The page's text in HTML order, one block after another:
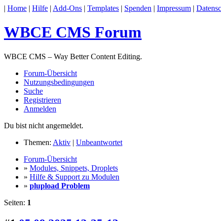
| Home | Hilfe | Add-Ons | Templates | Spenden | Impressum |
WBCE CMS Forum
WBCE CMS – Way Better Content Editing.
Forum-Übersicht
Nutzungsbedingungen
Suche
Registrieren
Anmelden
Du bist nicht angemeldet.
Themen: Aktiv | Unbeantwortet
Forum-Übersicht
» Modules, Snippets, Droplets
» Hilfe & Support zu Modulen
» plupload Problem
Seiten: 1